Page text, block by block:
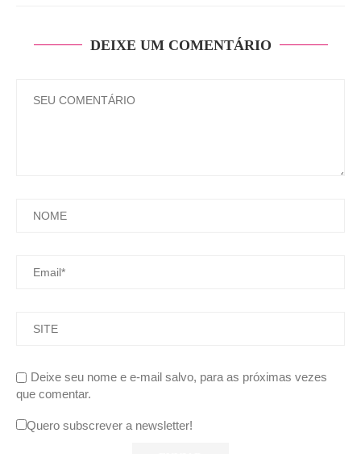
DEIXE UM COMENTÁRIO
Deixe seu nome e e-mail salvo, para as próximas vezes
que comentar.
Quero subscrever a newsletter!